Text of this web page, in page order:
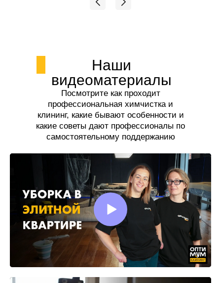
Наши
видеоматериалы
Посмотрите как проходит
профессиональная химчистка и
клининг, какие бывают особенности и
какие советы дают профессионалы по
самостоятельному поддержанию